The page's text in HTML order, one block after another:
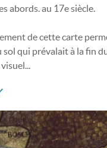
abords. au 17e siècle.
de cette carte
qui prévalait à la fin